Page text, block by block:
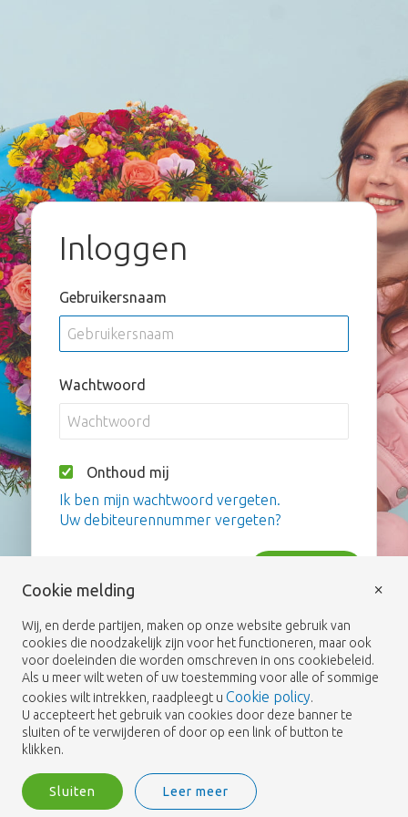
Inloggen
Gebruikersnaam
Wachtwoord
Onthoud mij
Ik ben mijn wachtwoord vergeten.
Uw debiteurennummer vergeten?
Cookie melding
Wij, en derde partijen, maken op onze website gebruik van
cookies die noodzakelijk zijn voor het functioneren, maar ook
voor doeleinden die worden omschreven in ons cookiebeleid.
Als u meer wilt weten of uw toestemming voor alle of sommige
cookies wilt intrekken, raadpleegt u Cookie policy.
U accepteert het gebruik van cookies door deze banner te
sluiten of te verwijderen of door op een link of button te
klikken.
Sluiten Leer meer
×